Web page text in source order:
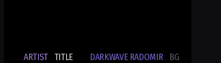
ARTIST- TITLE DARKWAVE RADOMIR BG